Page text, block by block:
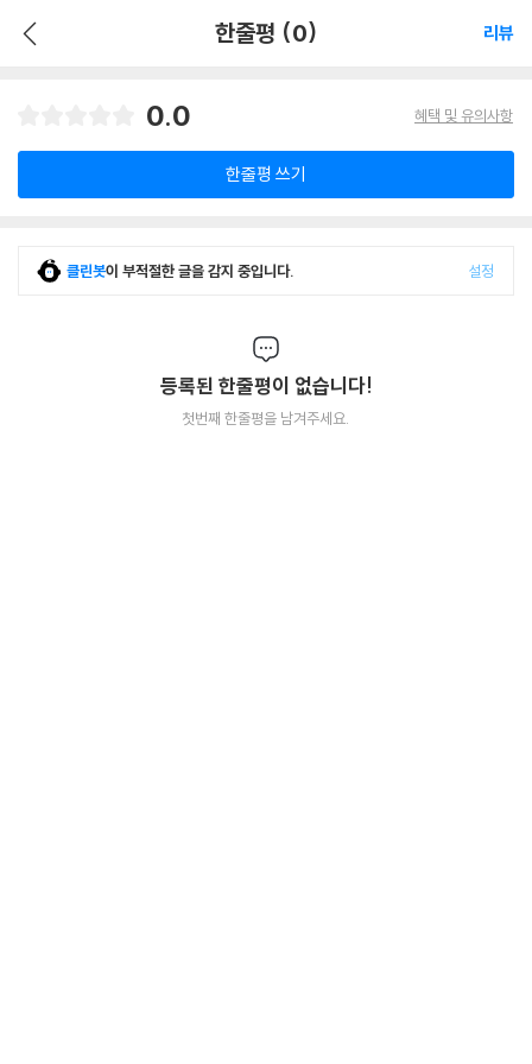
한줄평 (0) 리뷰
0.0 혜택 및 유의사항
한줄평 쓰기
클린봇이 부적절한 글을 감지 중입니다. 설정
등록된 한줄평이 없습니다!
첫번째 한줄평을 남겨주세요.